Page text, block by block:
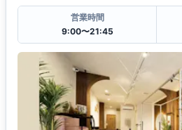
営業時間
9:00〜21:45